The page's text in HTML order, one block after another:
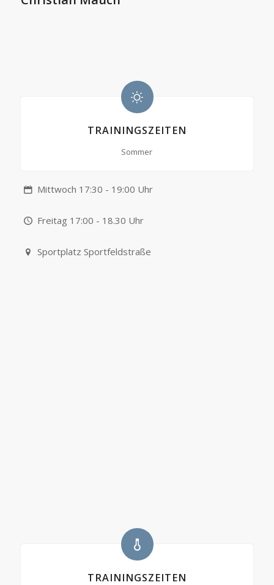
TRAININGSZEITEN
Sommer
Mittwoch 17:30 - 19:00 Uhr
Freitag 17:00 - 18.30 Uhr
Sportplatz Sportfeldstraße
TRAININGSZEITEN